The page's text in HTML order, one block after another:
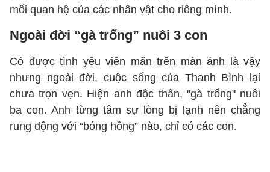
mối quan hệ của các nhân vật cho riêng mình.
Ngoài đời “gà trống” nuôi 3 con
Có được tình yêu viên mãn trên màn ảnh là vậy
nhưng ngoài đời, cuộc sống của Thanh Bình lại
chưa trọn vẹn. Hiện anh độc thân, "gà trống" nuôi
ba con. Anh từng tâm sự lòng bị lạnh nên chẳng
rung động với “bóng hồng” nào, chỉ có các con.